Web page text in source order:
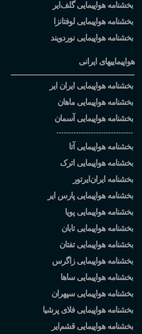
بخشنامه هواپیمایی گلف ایر
بخشنامه هواپیمایی لوفتانزا
بخشنامه هواپیمایی نوردویند
هواپیماییهای ایرانی
بخشنامه هواپیمایی ایران ایر
بخشنامه هواپیمایی ماهان
بخشنامه هواپیمایی آسمان
-------------------------------
بخشنامه هواپیمایی آتا
بخشنامه هواپیمایی اترک
بخشنامه ایران ایرتور
بخشنامه هواپیمایی پارس ایر
بخشنامه هواپیمایی پویا
بخشنامه هواپیمایی تابان
بخشنامه هواپیمایی تفتان
بخشنامه هواپیمایی زاگرس
بخشنامه هواپیمایی ساها
بخشنامه هواپیمایی سپهران
بخشنامه هواپیمایی فلای پرشیا
بخشنامه هواپیمایی قشم ایر